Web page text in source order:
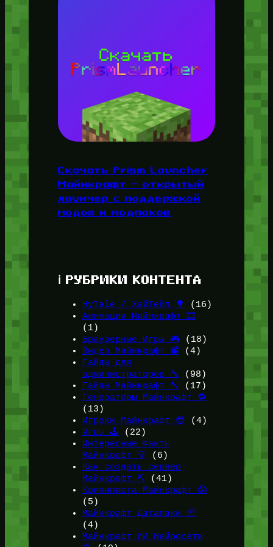
Скачать Prism Launcher
Майнкрафт — открытый
лаунчер с поддержкой
модов и модпаков
ℹ️ РУБРИКИ КОНТЕНТА
HyTale / ХайТейл 🌳
(16)
Анимации Майнкрафт 🎞️
(1)
Браузерные Игры 🎮(18)
Видео Майнкрафт 📽️ (4)
Гайды для
администраторов 🔧
(98)
Гайды Майнкрафт 🔨
(17)
Генераторы Майнкрафт 🔁
(13)
Игроки Майнкрафт 😎 (4)
Игры 🕹️ (22)
Интересные Факты
Майнкрафт 💡(6)
Как создать сервер
Майнкрафт ⛏️ (41)
Крипипаста Майнкрафт 😱
(5)
Майнкрафт Датапаки 📦
(4)
Майнкрафт ИИ Нейросети